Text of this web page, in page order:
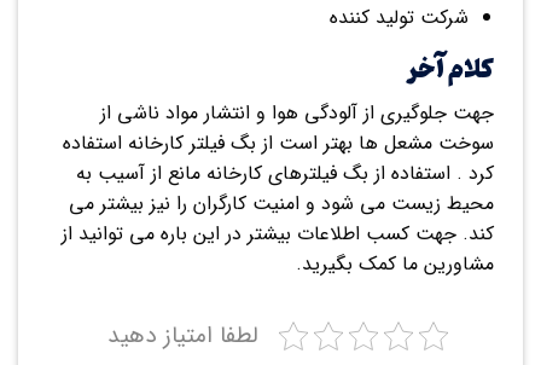
شرکت تولید کننده
کلام آخر
جهت جلوگیری از آلودگی هوا و انتشار مواد ناشی از
سوخت مشعل ها بهتر است از بگ فیلتر کارخانه استفاده
کرد . استفاده از بگ فیلترهای کارخانه مانع از آسیب به
محیط زیست می شود و امنیت کارگران را نیز بیشتر می
کند. جهت کسب اطلاعات بیشتر در این باره می توانید از
مشاورین ما کمک بگیرید.
لطفا امتیاز دهید